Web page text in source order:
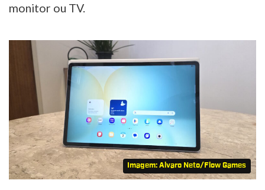
monitor ou TV.
Imagem: Alvaro Neto/Flow Games